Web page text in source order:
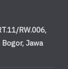
RW.006,
Jawa